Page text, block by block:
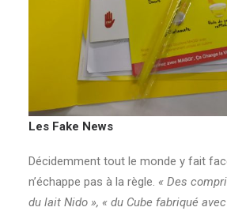
Les Fake News
Décidemment tout le monde y fait
n’échappe pas à la règle. « Des
du lait Nido », « du Cube fabriqué